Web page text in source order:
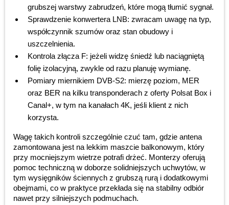
grubszej warstwy zabrudzeń, które mogą tłumić sygnał.
Sprawdzenie konwertera LNB: zwracam uwagę na typ,
współczynnik szumów oraz stan obudowy i
uszczelnienia.
Kontrola złącza F: jeżeli widzę śniedź lub naciągniętą
folię izolacyjną, zwykle od razu planuję wymianę.
Pomiary miernikiem DVB-S2: mierzę poziom, MER
oraz BER na kilku transponderach z oferty Polsat Box i
Canal+, w tym na kanałach 4K, jeśli klient z nich
korzysta.
Wagę takich kontroli szczególnie czuć tam, gdzie antena
zamontowana jest na lekkim maszcie balkonowym, który
przy mocniejszym wietrze potrafi drżeć. Monterzy oferują
pomoc techniczną w doborze solidniejszych uchwytów, w
tym wysięgników ściennych z grubszą rurą i dodatkowymi
obejmami, co w praktyce przekłada się na stabilny odbiór
nawet przy silniejszych podmuchach.